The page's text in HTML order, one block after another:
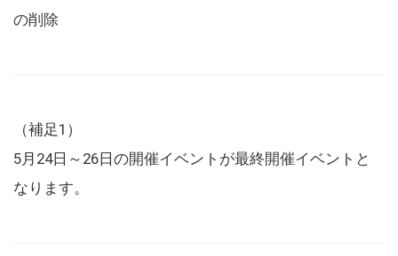
の削除
（補足1）
5月24日～26日の開催イベントが最終開催イベントと
なります。